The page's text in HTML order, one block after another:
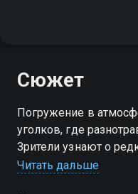
Сюжет
Погружение в
уголков, где
Зрители узнают о
местных лугов и их
Читать дальше